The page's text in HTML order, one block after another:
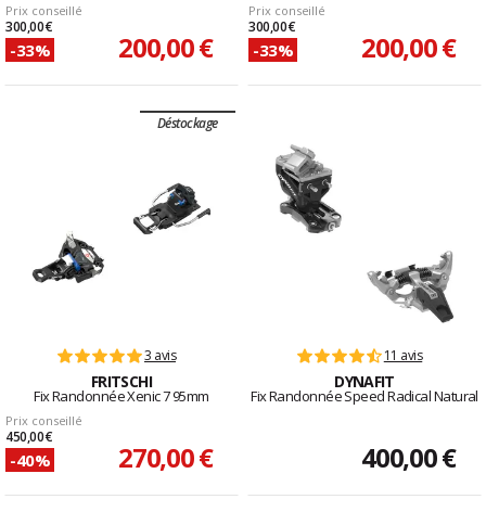
Prix conseillé
300,00 €
-33% 200,00 €
Prix conseillé
300,00 €
-33% 200,00 €
Déstockage
3 avis
FRITSCHI
Fix Randonnée Xenic 7 95mm
Prix conseillé
450,00 €
-40% 270,00 €
11 avis
DYNAFIT
Fix Randonnée Speed Radical Natural
400,00 €